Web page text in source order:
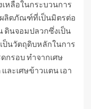
หลือในกระบวนการ
ลิตภัณฑ์ที่เป็นมิตรต่อ
ดินจอมปลวกซึ่งเป็น
ป็นวัตถุดิบหลักในการ
กรอบ ทำจากเศษ
ละเศษข้าวแตน เอา